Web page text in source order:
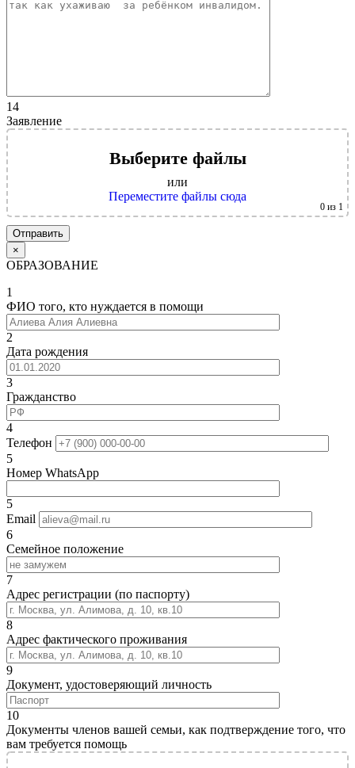
14
Заявление
Выберите файлы
или
Переместите файлы сюда
0 из 1
×
ОБРАЗОВАНИЕ
1
ФИО того, кто нуждается в помощи
2
Дата рождения
3
Гражданство
4
Телефон
5
Номер WhatsApp
5
Email
6
Семейное положение
7
Адрес регистрации (по паспорту)
8
Адрес фактического проживания
9
Документ, удостоверяющий личность
10
Документы членов вашей семьи, как подтверждение того, что
вам требуется помощь